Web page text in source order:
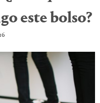
este bolso?